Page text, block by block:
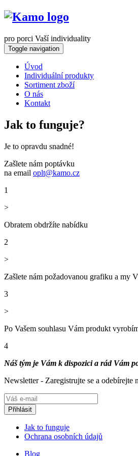
pro porci Vaší individuality
Toggle navigation
Úvod
Individuální produkty
Sortiment zboží
O nás
Kontakt
Jak to funguje?
Je to opravdu snadné!
Zašlete nám poptávku
na email oplt@kamo.cz
1
>
Obratem obdržíte nabídku
2
>
Zašlete nám požadovanou grafiku a my
3
>
Po Vašem souhlasu Vám produkt
4
Náš tým je Vám k dispozici a rád Vám
Newsletter - Zaregistrujte se a odebírejte
Jak to funguje
Ochrana osobních údajů
Blog